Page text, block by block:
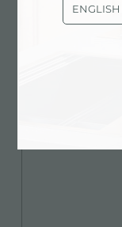
Modello 3D
ENGLISH